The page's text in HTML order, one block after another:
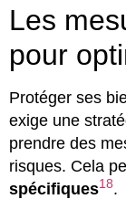
Les
pour
Protéger ses
exige une
prendre des
risques. Cela
spécifiques18.